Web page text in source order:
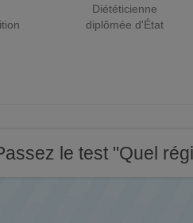
Diététicienne
diplômée d'État
le test "Quel